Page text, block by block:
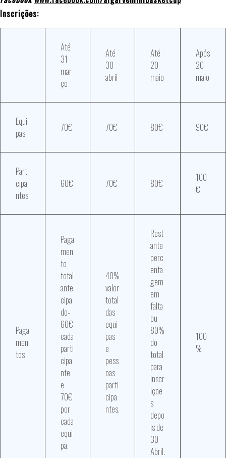
Inscrições:
Até
31
mar
ço
Até
30
abril
Até
20
maio
Após
20
maio
Equi
pas
70€ 70€ 80€ 90€
Parti
cipa
ntes
60€ 70€ 80€
100
€
Paga
men
tos
Paga
men
to
total
ante
cipa
do-
60€
cada
parti
cipa
nte
e
70€
por
cada
equi
pa.
40%
valor
total
das
equi
pas
e
pess
oas
parti
cipa
ntes.
Rest
ante
perc
enta
gem
em
falta
ou
80%
do
total
para
inscr
içõe
s
depo
is de
30
Abril.
100
%